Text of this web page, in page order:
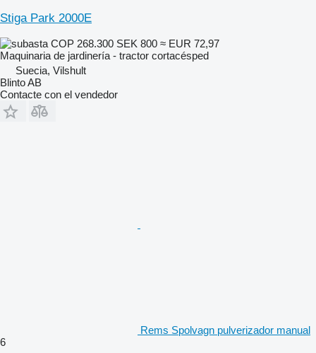
Stiga Park 2000E
COP 268.300 SEK 800 ≈ EUR 72,97
Maquinaria de jardinería - tractor cortacésped
Suecia, Vilshult
Blinto AB
Contacte con el vendedor
Rems Spolvagn pulverizador manual
6